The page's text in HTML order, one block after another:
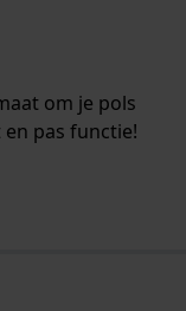
om je pols
pas functie!